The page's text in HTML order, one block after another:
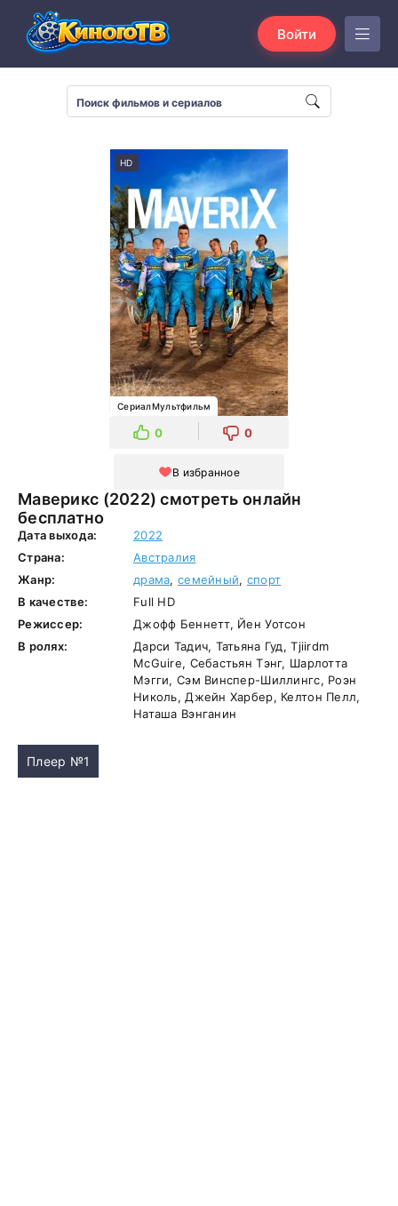
Войти
Маверикс (2022) смотреть онлайн
бесплатно
HD
СериалМультфильм
0 0
В избранное
Дата выхода:
2022
Страна:
Австралия
Жанр:
драма, семейный, спорт
В качестве:
Full HD
Режиссер:
Джофф Беннетт, Йен Уотсон
В ролях:
Дарси Тадич, Татьяна Гуд, Tjiirdm
McGuire, Себастьян Тэнг, Шарлотта
Мэгги, Сэм Винспер-Шиллингс, Роэн
Николь, Джейн Харбер, Келтон Пелл,
Наташа Вэнганин
Плеер №1